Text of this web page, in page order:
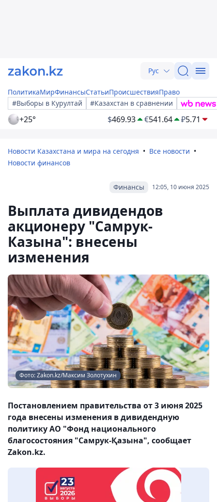
Рус
ПолитикаМирФинансыСтатьиПроисшествияПраво
#Выборы в Курултай
#Казахстан в сравнении
+25° $469.93 €541.64 ₽5.71
Новости Казахстана и мира на сегодня
Все новости
Новости финансов
12:05, 10 июня 2025
Финансы
Выплата дивидендов
акционеру "Самрук-
Казына": внесены
изменения
Фото: Zakon.kz/Максим Золотухин
Постановлением правительства от 3 июня 2025
года внесены изменения в дивидендную
политику АО "Фонд национального
благосостояния "Самрук-Қазына", сообщает
Zakon.kz.